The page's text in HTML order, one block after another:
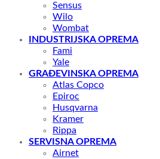
Sensus
Wilo
Wombat
INDUSTRIJSKA OPREMA
Fami
Yale
GRAĐEVINSKA OPREMA
Atlas Copco
Epiroc
Husqvarna
Kramer
Rippa
SERVISNA OPREMA
Airnet